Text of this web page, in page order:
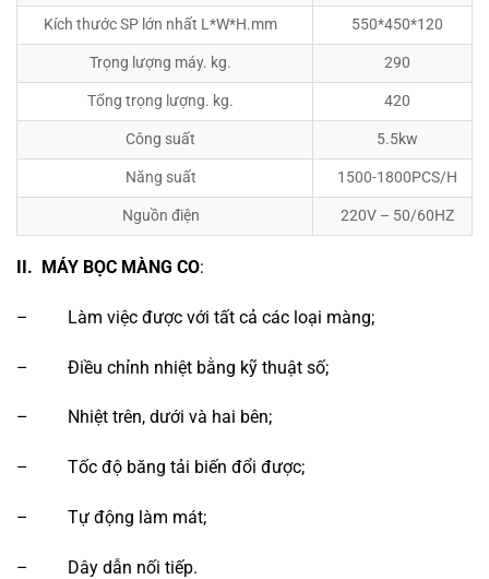
Kích thước SP lớn nhất L*W*H.mm 550*450*120
Trọng lượng máy. kg. 290
Tổng trọng lượng. kg. 420
Công suất 5.5kw
Năng suất 1500-1800PCS/H
Nguồn điện 220V – 50/60HZ
II. MÁY BỌC MÀNG CO:
– Làm việc được với tất cả các loại màng;
– Điều chỉnh nhiệt bằng kỹ thuật số;
– Nhiệt trên, dưới và hai bên;
– Tốc độ băng tải biến đổi được;
– Tự động làm mát;
– Dây dẫn nối tiếp.